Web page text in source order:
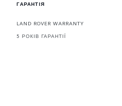
ГАРАНТІЯ
LAND ROVER WARRANTY
5 РОКІВ ГАРАНТІЇ